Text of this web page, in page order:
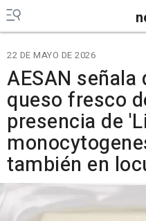
22 DE MAYO DE 2026
AESAN
queso fresco
presencia de
también en